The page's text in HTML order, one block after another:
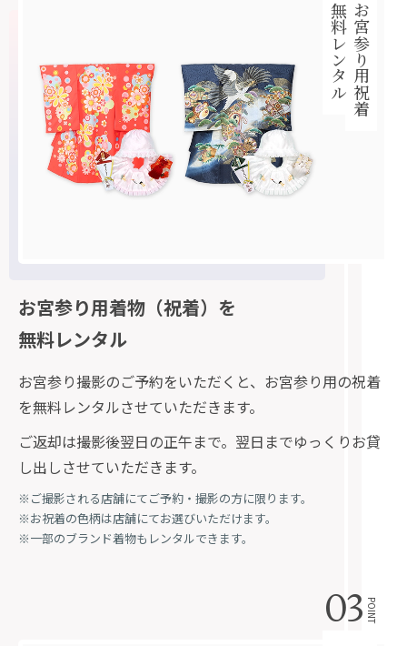
お宮参り用祝着
無料レンタル
お宮参り用着物（祝着）を
無料レンタル
お宮参り撮影のご予約をいただくと、お宮参り用の祝着
を無料レンタルさせていただきます。
ご返却は撮影後翌日の正午まで。翌日までゆっくりお貸
し出しさせていただきます。
※ご撮影される店舗にてご予約・撮影の方に限ります。
※お祝着の色柄は店舗にてお選びいただけます。
※一部のブランド着物もレンタルできます。
03 POINT